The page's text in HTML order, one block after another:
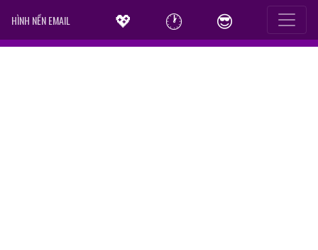
HÌNH NỀN EMAIL 💖 🕐 😎